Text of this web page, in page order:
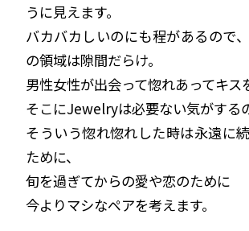
うに見えます。
バカバカしいのにも程があるので
の領域は隙間だらけ。
男性女性が出会って惚れあってキス
そこにJewelryは必要ない気がする
そういう惚れ惚れした時は永遠に
ために、
旬を過ぎてからの愛や恋のために
今よりマシなペアを考えます。